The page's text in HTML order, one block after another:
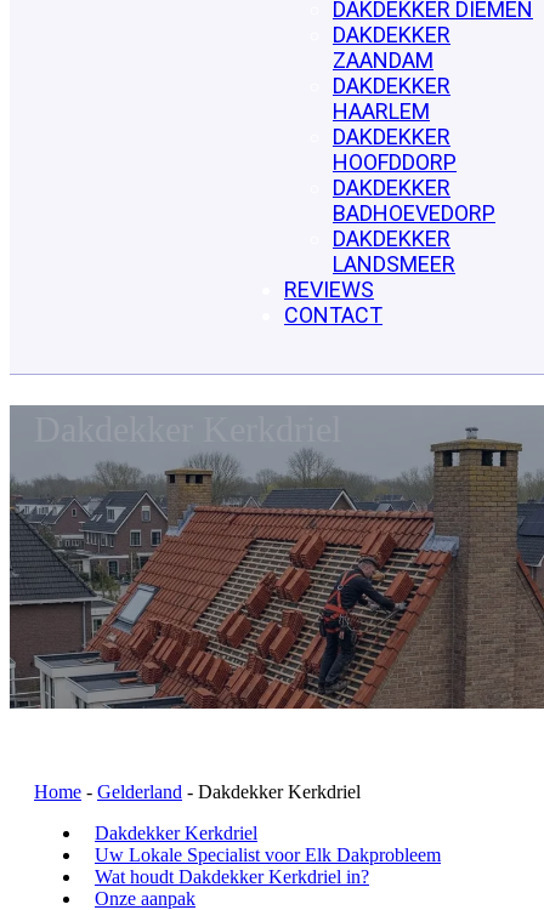
DAKDEKKER DIEMEN
DAKDEKKER
ZAANDAM
DAKDEKKER
HAARLEM
DAKDEKKER
HOOFDDORP
DAKDEKKER
BADHOEVEDORP
DAKDEKKER
LANDSMEER
REVIEWS
CONTACT
Home - Gelderland - Dakdekker Kerkdriel
Dakdekker Kerkdriel
Uw Lokale Specialist voor Elk Dakprobleem
Wat houdt Dakdekker Kerkdriel in?
Onze aanpak